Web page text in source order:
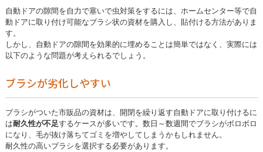
自動ドアの隙間を自力で塞いで虫対策をするには、ホームセンター等で自
動ドアに取り付け可能なブラシ状の資材を購入し、貼付ける方法がありま
す。
しかし、自動ドアの隙間を効果的に埋めることは簡単ではなく、実際には
以下のような問題が考えられるでしょう。
ブラシが劣化しやすい
ブラシがついた市販品の資材は、開閉を繰り返す自動ドアに取り付けるに
は耐久性が不足するケースが多いです。数日～数週間でブラシがボロボロ
になり、毛が抜け落ちてゴミを増やしてしまうかもしれません。
耐久性の高いブラシを選択する必要があります。